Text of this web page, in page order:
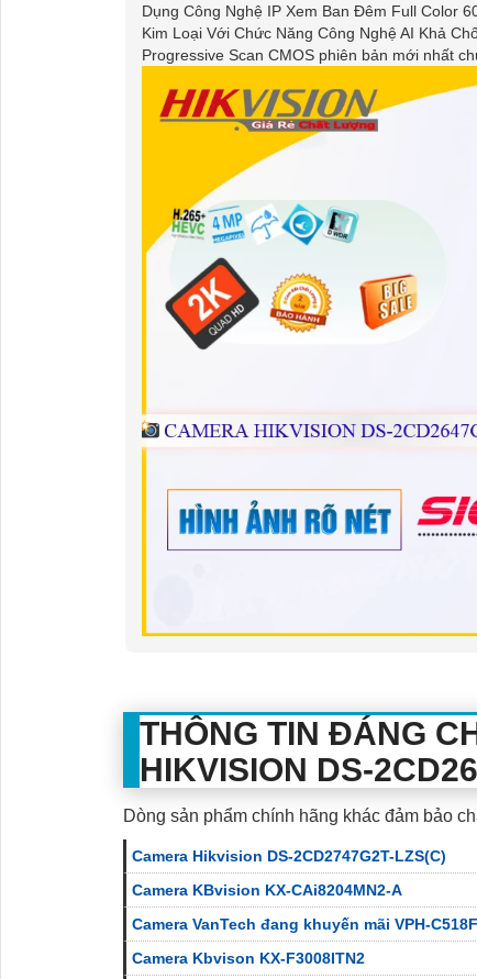
Dụng Công Nghệ IP Xem Ban Đêm Full Color
Kim Loại Với Chức Năng Công Nghệ AI Khả
Progressive Scan CMOS phiên bản mới nhất
THÔNG TIN ĐÁNG
HIKVISION DS-
Dòng sản phẩm chính hãng khác đảm bảo
Camera Hikvision DS-2CD2747G2T-LZS(C)
Camera KBvision KX-CAi8204MN2-A
Camera VanTech đang khuyến mãi VPH-C518F
Camera Kbvison KX-F3008ITN2